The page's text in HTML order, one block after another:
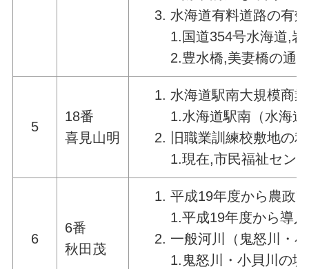
水海道有料道路の有
1.国道354号水海道,
2.豊水橋,美妻橋の通
5
18番
喜見山明
水海道駅南大規模商
1.水海道駅南（水海
旧職業訓練校敷地の
1.現在,市民福祉セン
6
6番
秋田茂
平成19年度から農政
1.平成19年度から導
一般河川（鬼怒川・
1.鬼怒川・小貝川の